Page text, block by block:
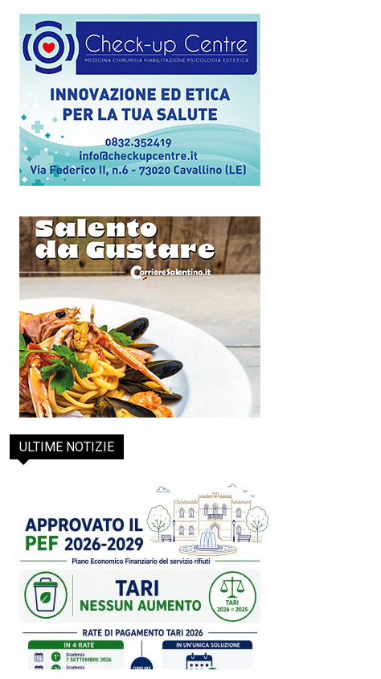
ULTIME NOTIZIE